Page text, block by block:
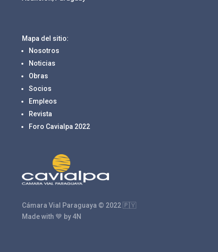
Mapa del sitio:
Nosotros
Noticias
Obras
Socios
Empleos
Revista
Foro Cavialpa 2022
Cámara Vial Paraguaya © 2022 🇵🇾
Made with 💙 by 4N